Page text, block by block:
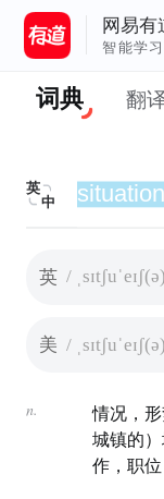
网易有
智能学
词典 翻
英
中
英 /
美 /
n.
情况，
城镇的
作，职位